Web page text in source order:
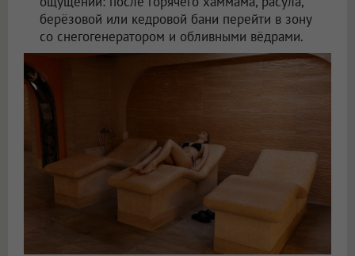
берёзовой или кедровой бани перейти в зону
со снегогенератором и обливными вёдрами.